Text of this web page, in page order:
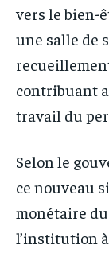
vers le bien-
une salle de
contribuant
travail du
Selon le
ce nouveau
monétaire
l’institution